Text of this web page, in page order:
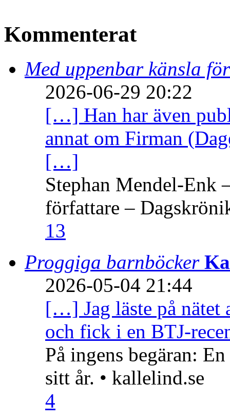
Kommenterat
Med uppenbar känsla
2026-06-29 20:22
[…] Han har även
annat om Firman
[…]
Stephan Mendel-Enk
författare –
13
Proggiga barnböcker
2026-05-04 21:44
[…] Jag läste på nätet
och fick i en BTJ-
På ingens begäran:
sitt år. • kallelind.se
4